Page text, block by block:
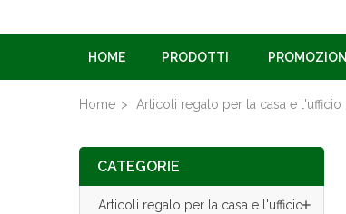
HOME PRODOTTI PROMOZIONI
Home Articoli regalo per la casa e l'ufficio
CATEGORIE
Articoli regalo per la casa e l'ufficio